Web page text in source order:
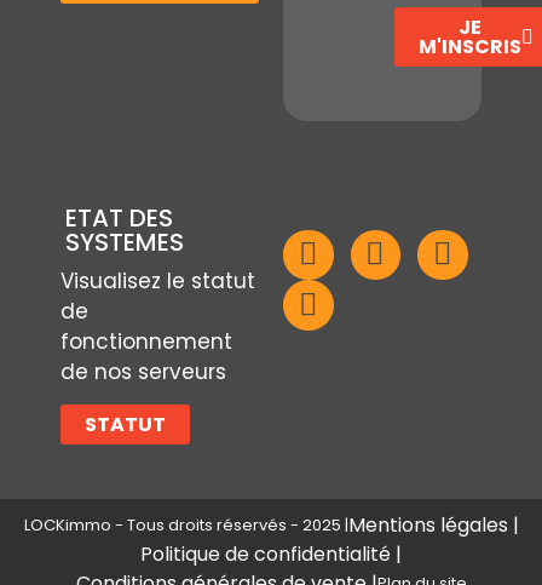
JE
M'INSCRIS
ETAT DES
SYSTEMES
Visualisez le statut
de
fonctionnement
de nos serveurs
STATUT
LOCKimmo - Tous droits réservés - 2025 |Mentions légales |
Politique de confidentialité |